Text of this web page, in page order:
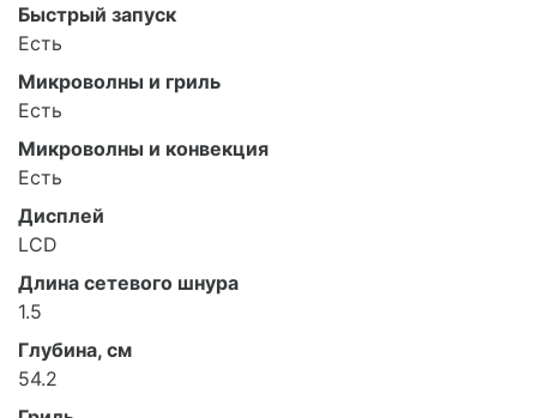
Быстрый запуск
Есть
Микроволны и гриль
Есть
Микроволны и конвекция
Есть
Дисплей
LCD
Длина сетевого шнура
1.5
Глубина, см
54.2